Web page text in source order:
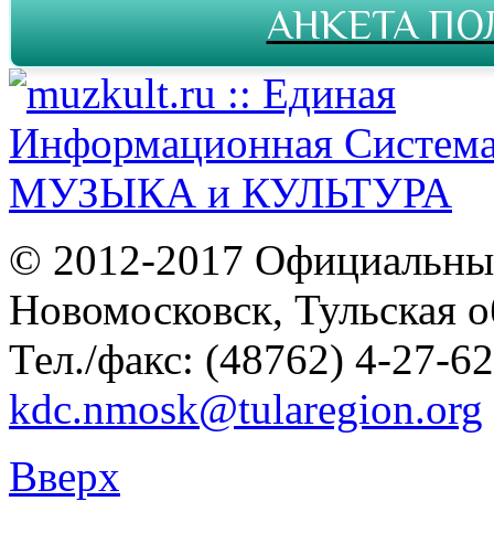
АНКЕТА
© 2012-2017
Новомосковск, Тульская
Тел./факс: (48762) 4-27-
kdc.nmosk@tularegion.org
Вверх